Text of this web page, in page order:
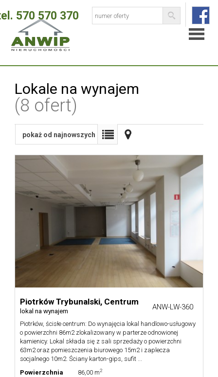
O
Lokale na wynajem
(8 ofert)
pokaż od najnowszych
Piotrków Trybunalski, Centrum
lokal na wynajem ANW-LW-360
Piotrków, ścisłe centrum: Do wynajęcia lokal handlowo-usługowy
o powierzchni 86m2 zlokalizowany w parterze odnowionej
kamienicy. Lokal składa się z sali sprzedaży o powierzchni
63m2 oraz pomieszczenia biurowego 15m2 i zaplecza
socjalnego 10m2. Ściany karton-gips, sufit ...
Powierzchnia
86,00 m2